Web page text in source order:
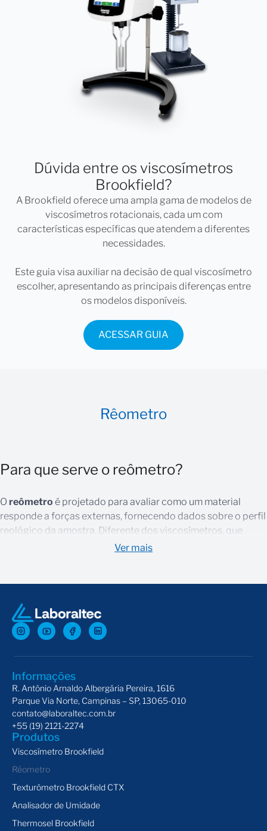
Dúvida entre os viscosímetros
Brookfield?
A Brookfield oferece uma ampla gama de modelos de
viscosímetros rotacionais, cada um com
características específicas que atendem a diferentes
necessidades.
Este guia visa auxiliar na decisão de qual viscosímetro
escolher, apresentando as principais diferenças entre
os modelos disponíveis.
ACESSAR GUIA
Rêometro
Para que serve o reômetro?
O reômetro é projetado para avaliar como um material
responde a forças externas, fornecendo dados sobre o perfil
reológico da amostra. Diferente dos viscosímetros, que
medem apenas a viscosidade em uma condição fixa, o
farmacêutico, alimentício, químico e cosmético.
Reômetros: precisão e controle
avançado
A AMETEK Brookfield é referência global em
oferecendo equipamentos de alta precisão para análise
reológica. Os reômetros são amplamente utilizados para
medir o perfil reológico em diferentes taxas de
cisalhamento, proporcionando compreensão detalhada
sobre o comportamento do material em condições reais de
Modelo RSX: versatilidade para aplicações
complexas
Ver mais
Informações
R. Antônio Arnaldo Albergária Pereira, 1616
Parque Via Norte, Campinas – SP, 13065-010
contato@laboraltec.com.br
+55 (19) 2121-2274
Produtos
Viscosímetro Brookfield
Rêometro
Texturômetro Brookfield CTX
Analisador de Umidade
Thermosel Brookfield